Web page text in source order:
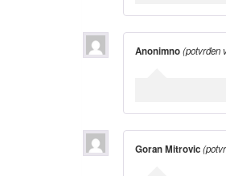
Anonimno(potvrđen
Goran Mitrovic